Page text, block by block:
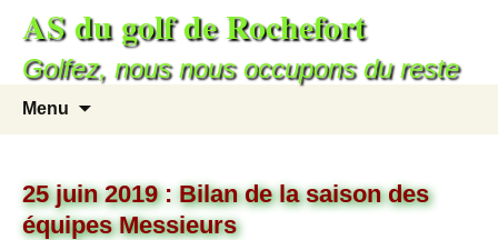
AS du golf de Rochefort
Golfez, nous nous occupons du reste
Menu
25 juin 2019 : Bilan de la saison des
équipes Messieurs